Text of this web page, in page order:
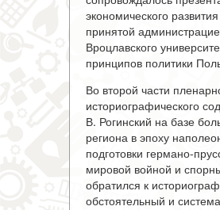
экономического
принятой
Вроцлавского
принципов политики
Во второй части
историографического
В. Рогинский на базе
региона в эпоху
подготовки германо-
мировой войной и
обратился к
обстоятельный и